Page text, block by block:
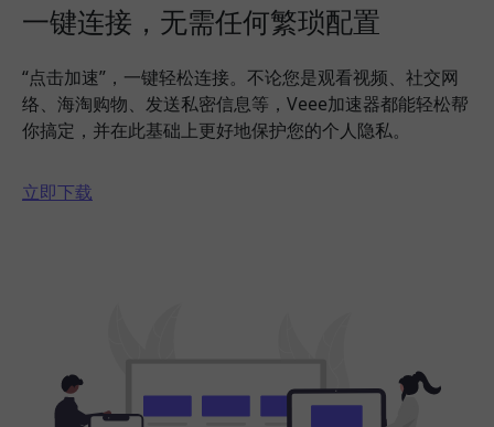
一键连接，无需任何繁琐配置
“点击加速”，一键轻松连接。不论您是观看视频、社交网
络、海淘购物、发送私密信息等，Veee加速器都能轻松帮
你搞定，并在此基础上更好地保护您的个人隐私。
立即下载